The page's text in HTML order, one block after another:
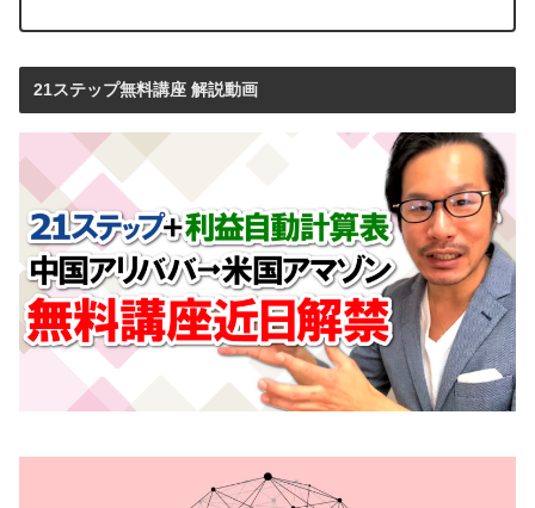
21ステップ無料講座 解説動画